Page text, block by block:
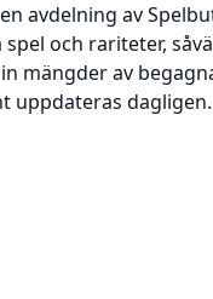
avdelning av
spel och rariteter,
mängder av
uppdateras dagligen.